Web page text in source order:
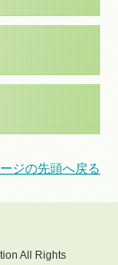
ジの先頭へ戻る
All Rights